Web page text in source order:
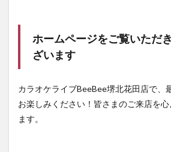
ホームページをご覧いただ
ざいます
カラオケライブBeeBee堺北花田店で、
お楽しみください！皆さまのご来店を
ます。